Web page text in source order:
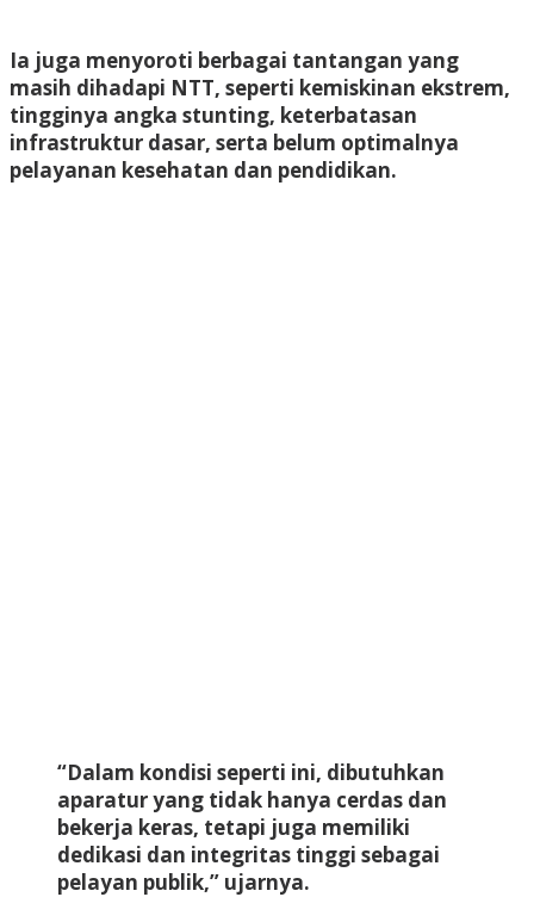
Ia juga menyoroti berbagai tantangan yang
masih dihadapi NTT, seperti kemiskinan ekstrem,
tingginya angka stunting, keterbatasan
infrastruktur dasar, serta belum optimalnya
pelayanan kesehatan dan pendidikan.
“Dalam kondisi seperti ini, dibutuhkan
aparatur yang tidak hanya cerdas dan
bekerja keras, tetapi juga memiliki
dedikasi dan integritas tinggi sebagai
pelayan publik,” ujarnya.